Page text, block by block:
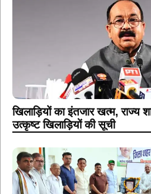
खिलाड़ियों का इंतजार खत्म, राज्य
उत्कृष्ट खिलाड़ियों की सूची